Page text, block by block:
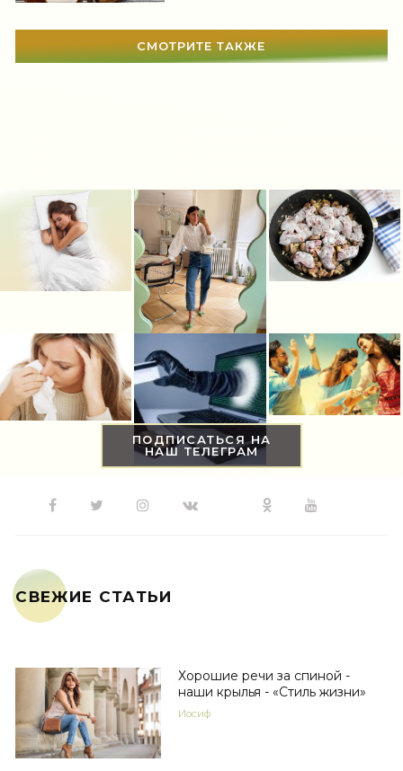
Свадьба (464)
Мир женщины (1812)
СМОТРИТЕ ТАКЖЕ
ПОДПИСАТЬСЯ НА
НАШ ТЕЛЕГРАМ
СВЕЖИЕ СТАТЬИ
Хорошие речи за спиной -
наши крылья - «Стиль жизни»
Иосиф